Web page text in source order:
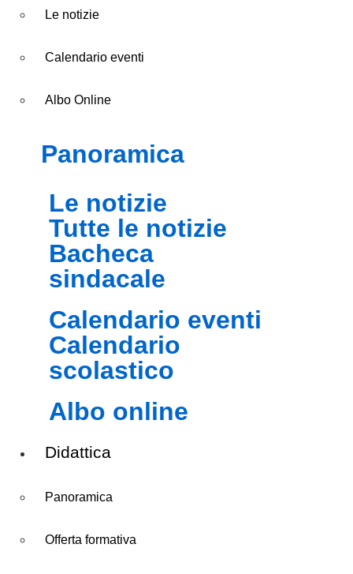
Le notizie
Calendario eventi
Albo Online
panoramica
le notizie
tutte le notizie
bacheca
sindacale
calendario eventi
calendario
scolastico
albo online
Didattica
Panoramica
Offerta formativa